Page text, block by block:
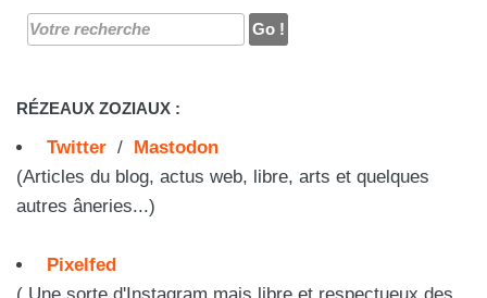
RÉZEAUX ZOZIAUX :
Twitter / Mastodon
(Articles du blog, actus web, libre, arts et quelques
autres âneries...)
Pixelfed
( Une sorte d'Instagram mais libre et respectueux des